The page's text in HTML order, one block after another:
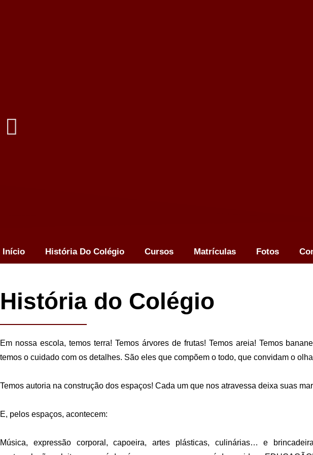
Início História Do Colégio Cursos Matrículas Fotos
História do Colégio
Em nossa escola, temos terra! Temos árvores de frutas! Temos areia! Temos
temos o cuidado com os detalhes. São eles que compõem o todo, que convidam o
Temos autoria na construção dos espaços! Cada um que nos atravessa deixa suas
E, pelos espaços, acontecem:
Música, expressão corporal, capoeira, artes plásticas, culinárias… e